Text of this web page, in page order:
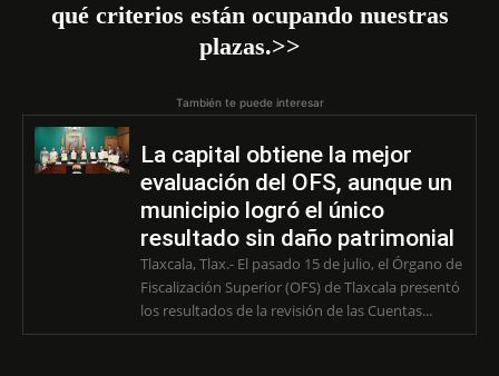
qué criterios están ocupando nuestras
plazas.>>
También te puede interesar
La capital obtiene la mejor
evaluación del OFS, aunque un
municipio logró el único
resultado sin daño patrimonial
Tlaxcala, Tlax.- El pasado 15 de julio, el Órgano de
Fiscalización Superior (OFS) de Tlaxcala presentó
los resultados de la revisión de las Cuentas...